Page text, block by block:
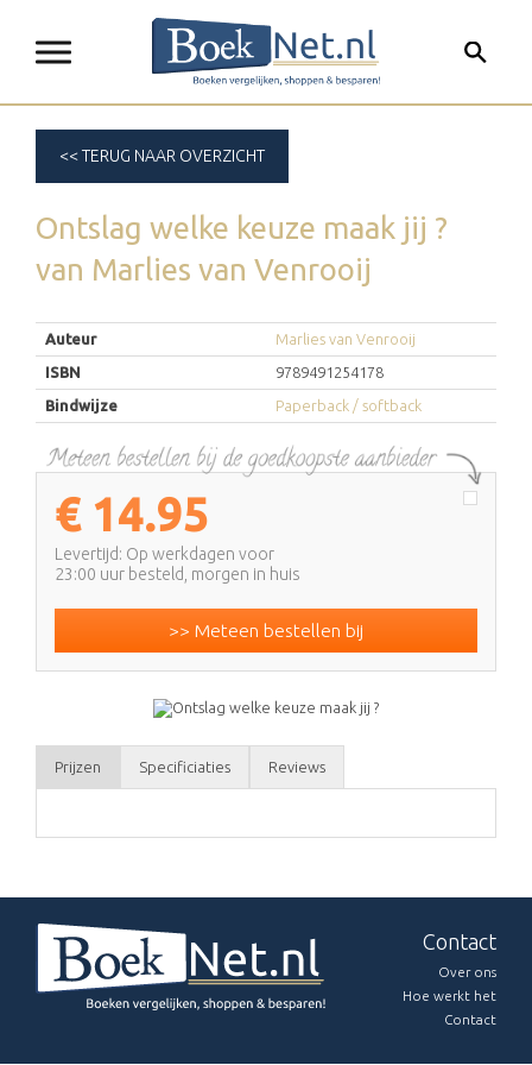
<< TERUG NAAR OVERZICHT
Ontslag welke keuze maak jij ?
van Marlies van Venrooij
Auteur
Marlies van Venrooij
ISBN
9789491254178
Bindwijze
Paperback / softback
€ 14.95
Levertijd: Op werkdagen voor
23:00 uur besteld, morgen in huis
>> Meteen bestellen bij
Prijzen Specificiaties Reviews
Contact
Over ons
Hoe werkt het
Contact